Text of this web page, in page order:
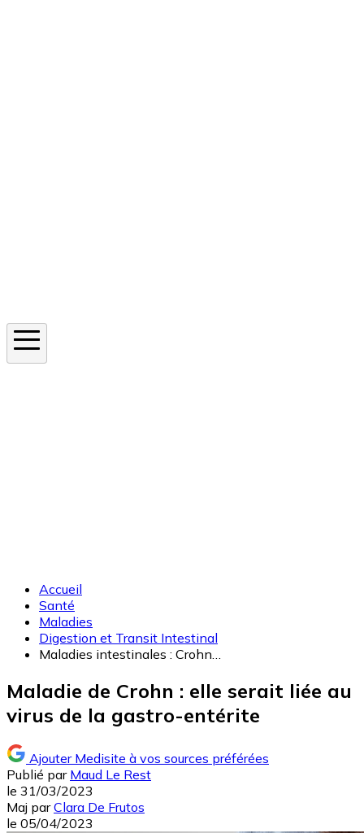
Accueil
Santé
Maladies
Digestion et Transit Intestinal
Maladies intestinales : Crohn…
Maladie de Crohn : elle serait liée au
virus de la gastro-entérite
Ajouter Medisite à vos sources préférées
Publié par Maud Le Rest
le 31/03/2023
Maj par Clara De Frutos
le 05/04/2023